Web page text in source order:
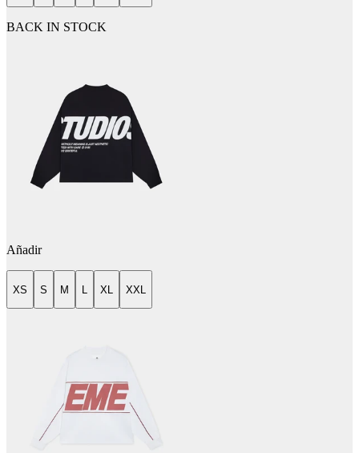
BACK IN STOCK
Añadir
XS S M L XL XXL